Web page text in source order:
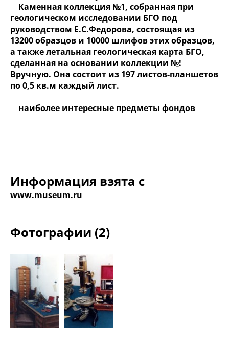
Каменная коллекция №1, собранная при
геологическом исследовании БГО под
руководством Е.С.Федорова, состоящая из
13200 образцов и 10000 шлифов этих образцов,
а также летальная геологическая карта БГО,
сделанная на основании коллекции №!
Вручную. Она состоит из 197 листов-планшетов
по 0,5 кв.м каждый лист.
наиболее интересные предметы фондов
Информация взята с
www.museum.ru
Фотографии (2)